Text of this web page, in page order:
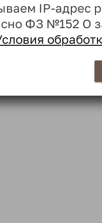
IP-адрес
ФЗ №152 О